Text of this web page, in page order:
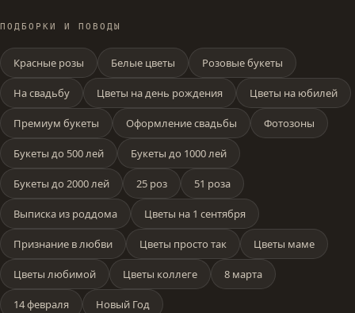
ПОДБОРКИ И ПОВОДЫ
Красные розы Белые цветы Розовые букеты
На свадьбу Цветы на день рождения Цветы на юбилей
Премиум букеты Оформление свадьбы Фотозоны
Букеты до 500 лей Букеты до 1000 лей
Букеты до 2000 лей 25 роз 51 роза
Выписка из роддома Цветы на 1 сентября
Признание в любви Цветы просто так Цветы маме
Цветы любимой Цветы коллеге 8 марта
14 февраля Новый Год